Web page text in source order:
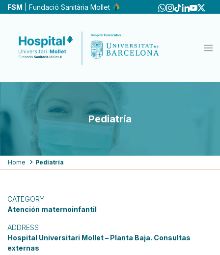
Skip
content
FSM | Fundació Sanitària Mollet
Pediatría
Breadcrumb
Home Pediatría
CATEGORY
Atención maternoinfantil
ADDRESS
Hospital Universitari Mollet – Planta Baja. Consultas
externas